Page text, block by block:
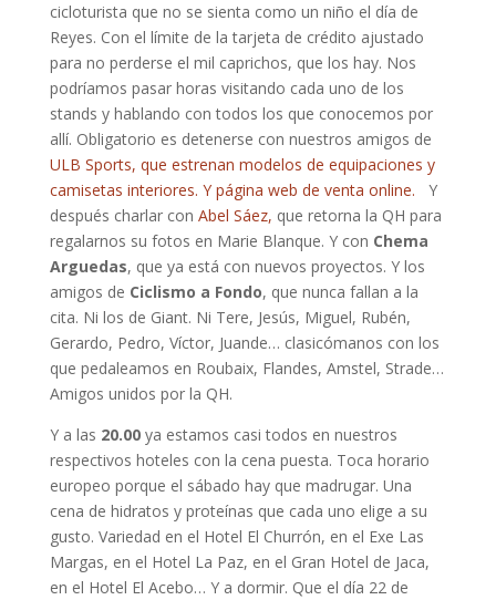
cicloturista que no se sienta como un niño el día de
Reyes. Con el límite de la tarjeta de crédito ajustado
para no perderse el mil caprichos, que los hay. Nos
podríamos pasar horas visitando cada uno de los
stands y hablando con todos los que conocemos por
allí. Obligatorio es detenerse con nuestros amigos de
ULB Sports, que estrenan modelos de equipaciones y
camisetas interiores. Y página web de venta online.
Y
después charlar con Abel Sáez, que retorna la QH para
regalarnos su fotos en Marie Blanque. Y con Chema
Arguedas, que ya está con nuevos proyectos. Y los
amigos de Ciclismo a Fondo, que nunca fallan a la
cita. Ni los de Giant. Ni Tere, Jesús, Miguel, Rubén,
Gerardo, Pedro, Víctor, Juande… clasicómanos con los
que pedaleamos en Roubaix, Flandes, Amstel, Strade…
Amigos unidos por la QH.
Y a las 20.00ya estamos casi todos en nuestros
respectivos hoteles con la cena puesta. Toca horario
europeo porque el sábado hay que madrugar. Una
cena de hidratos y proteínas que cada uno elige a su
gusto. Variedad en el Hotel El Churrón, en el Exe Las
Margas, en el Hotel La Paz, en el Gran Hotel de Jaca,
en el Hotel El Acebo… Y a dormir. Que el día 22 de